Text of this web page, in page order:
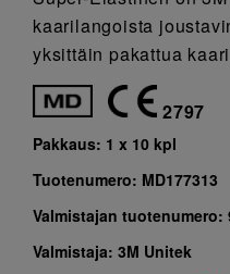
kaarilangoista
yksittäin pakattua
2797
Pakkaus: 1 x 10 kpl
Tuotenumero: MD177313
Valmistajan tuotenumero:
Valmistaja: 3M Unitek